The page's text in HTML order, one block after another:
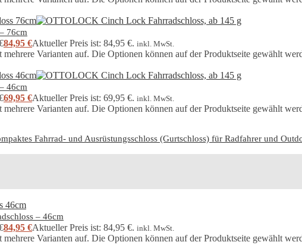
76cm
84,95 €Aktueller Preis ist: 84,95 €. inkl. MwSt.
mehrere Varianten auf. Die Optionen können auf der Produktseite gewählt
46cm
69,95 €Aktueller Preis ist: 69,95 €. inkl. MwSt.
mehrere Varianten auf. Die Optionen können auf der Produktseite gewählt
Fahrrad- und Ausrüstungsschloss (Gurtschloss) für Radfahrer und
– 46cm
84,95 €Aktueller Preis ist: 84,95 €. inkl. MwSt.
mehrere Varianten auf. Die Optionen können auf der Produktseite gewählt